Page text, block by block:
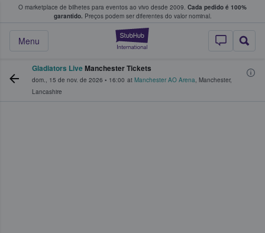
O marketplace de bilhetes para eventos ao vivo desde 2009. Cada pedido é 100%
garantido. Preços podem ser diferentes do valor nominal.
StubHub – onde
Menu
fãs compram e vendem bilhetes
Gladiators LiveManchester Tickets
dom., 15 de nov. de 2026 • 16:00 at Manchester AO Arena, Manchester,
Lancashire